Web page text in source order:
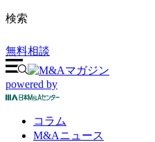
検索
無料相談
powered by
コラム
M&Aニュース